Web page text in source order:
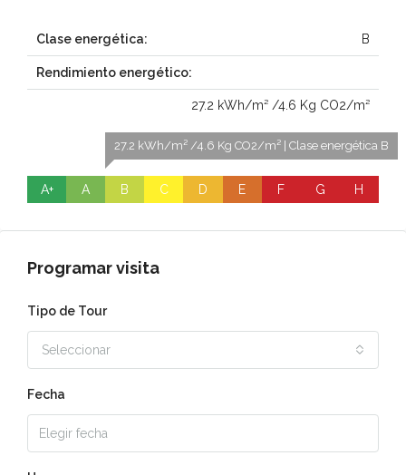
Clase energética: B
Rendimiento energético:
27.2 kWh/m² /4.6 Kg CO2/m²
A+ A
27.2 kWh/m² /4.6 Kg CO2/m² | Clase energética B
B C D E F G H
Programar visita
Tipo de Tour
Seleccionar
Fecha